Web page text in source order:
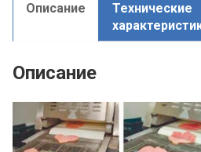
Описание
Технические
Описание